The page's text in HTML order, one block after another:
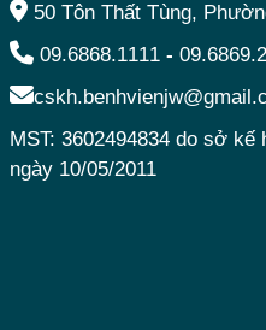
50 Tôn Thất Tùng,
09.6868.1111 -
MST: 3602494834 do sở
ngày 10/05/2011